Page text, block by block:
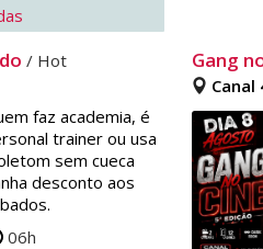
/ Hot
faz academia, é
trainer ou usa
sem cueca
desconto aos
06h
Gang
Canal